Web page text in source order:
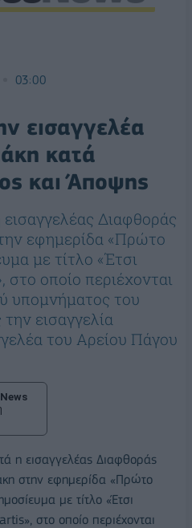
03:00
εισαγγελέα
κατά
και Άποψης
Διαφθοράς
εφημερίδα «Πρώτο
με τίτλο «Έτσι
οποίο περιέχονται
υπομνήματος του
εισαγγελία
του Αρείου Πάγου
η εισαγγελέας Διαφθοράς
στην εφημερίδα «Πρώτο
με τίτλο «Έτσι
στο οποίο περιέχονται